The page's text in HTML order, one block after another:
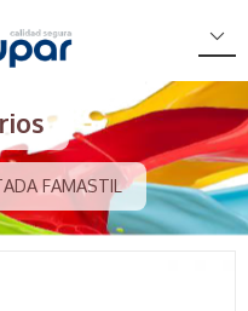
FAMASTIL